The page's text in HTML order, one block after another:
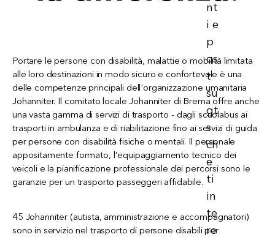
Portare le persone con disabilità, malattie o mobilità limitata
alle loro destinazioni in modo sicuro e confortevole è una
delle competenze principali dell'organizzazione umanitaria
Johanniter. Il comitato locale Johanniter di Brema offre anche
una vasta gamma di servizi di trasporto - dagli scuolabus ai
trasporti in ambulanza e di riabilitazione fino ai servizi di guida
per persone con disabilità fisiche o mentali. Il personale
appositamente formato, l'equipaggiamento tecnico dei
veicoli e la pianificazione professionale dei percorsi sono le
garanzie per un trasporto passeggeri affidabile.
45 Johanniter (autista, amministrazione e accompagnatori)
sono in servizio nel trasporto di persone disabili per